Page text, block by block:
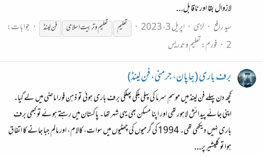
لازوال بقا اور ناقابل...
سید رافع
لڑی اپریل 3، 2023 تعلیم تعلیم و تربیت اسلامی فنلینڈ
جوابات:
2 فورم:تعلیم و تدریس
برف باری (جاپان، جرمنی، فن لینڈ)
کچھ دن پہلے فن لینڈ میں موسمِ سرما کی پہلی ہلکی پھلکی برف باری ہوئی تو ذہن فورا ماضی میں لے گیا۔
اپنی جائے پیدائش لاہور تھی اور اپنا مسکن بھی یہی شہر تھا۔ پاکستان میں رہتے ہوئے تو کبھی برف
باری نہیں دیکھی تھی۔ 1994 کی گرمیوں کی چھٹیوں میں سوات، کالام، اور مالم جبا جانے کا اتفاق
ہوا تو گلیشیر پر...